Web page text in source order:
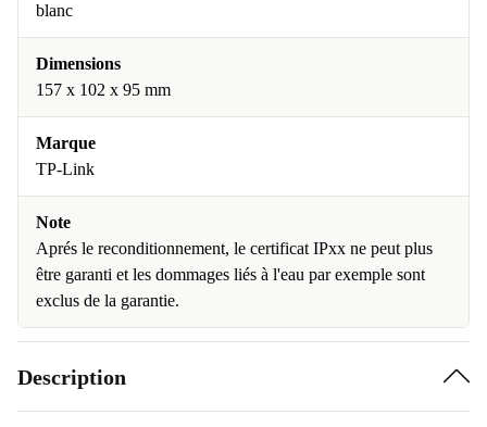
blanc
Dimensions
157 x 102 x 95 mm
Marque
TP-Link
Note
Aprés le reconditionnement, le certificat IPxx ne peut plus
être garanti et les dommages liés à l'eau par exemple sont
exclus de la garantie.
Description